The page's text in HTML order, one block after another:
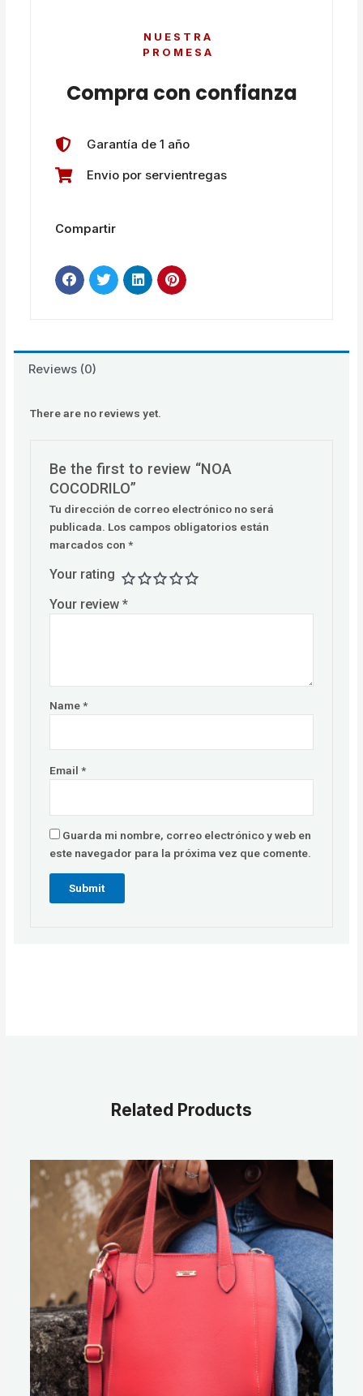
NUESTRA
PROMESA
Compra con confianza
Garantía de 1 año
Envio por servientregas
Compartir
Reviews (0)
There are no reviews yet.
Be the first to review “NOA
COCODRILO”
Tu dirección de correo electrónico no será
publicada. Los campos obligatorios están
marcados con*
Your rating
Your review*
Name*
Email*
Guarda mi nombre, correo electrónico y web en
este navegador para la próxima vez que comente.
Related Products